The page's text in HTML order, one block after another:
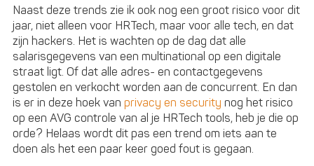
Naast deze trends zie ik ook nog een groot risico voor dit
jaar, niet alleen voor HRTech, maar voor alle tech, en dat
zijn hackers. Het is wachten op de dag dat alle
salarisgegevens van een multinational op een digitale
straat ligt. Of dat alle adres- en contactgegevens
gestolen en verkocht worden aan de concurrent. En dan
is er in deze hoek vanprivacy en security nog het risico
op een AVG controle van al je HRTech tools, heb je die op
orde? Helaas wordt dit pas een trend om iets aan te
doen als het een paar keer goed fout is gegaan.